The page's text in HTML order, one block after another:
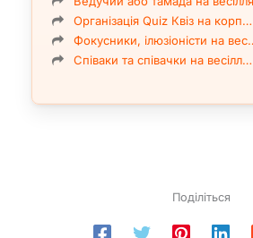
Організація Quiz Квіз на корп…
Фокусники, ілюзіоністи на
Співаки та співачки на весілл…
Поділіться